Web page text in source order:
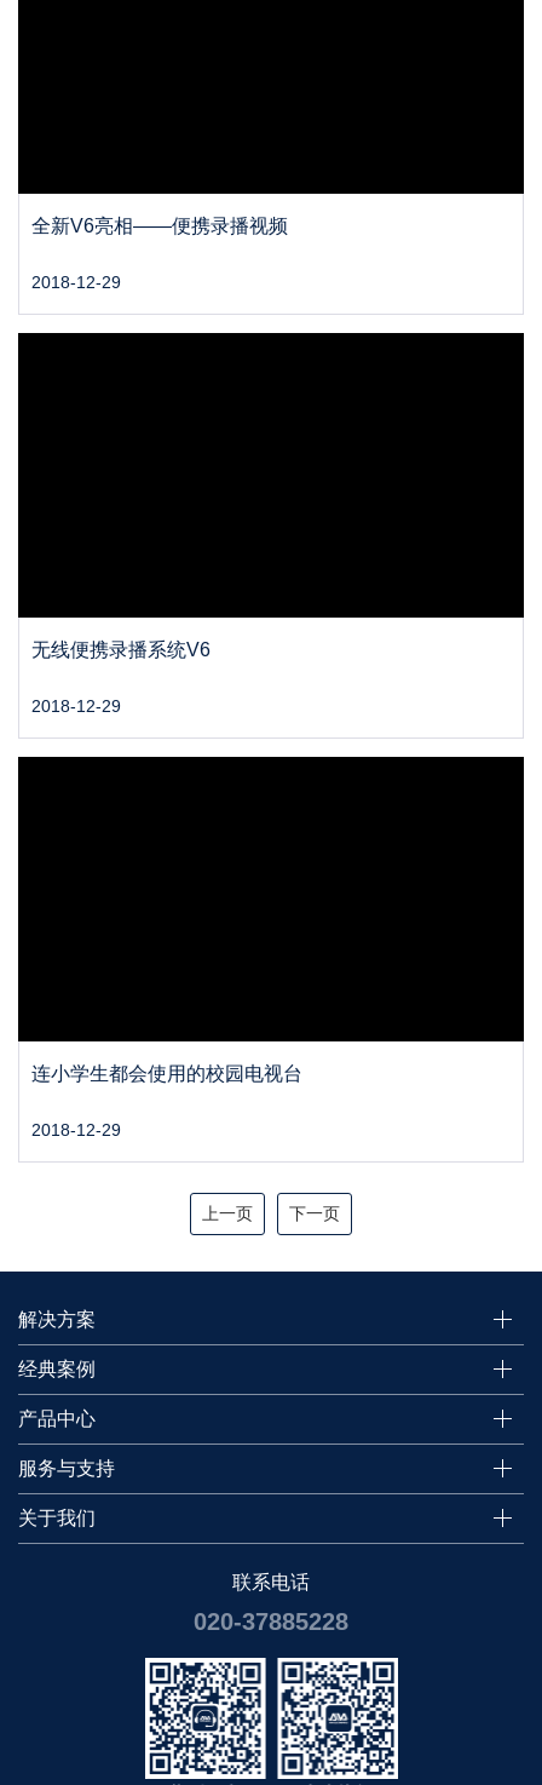
全新V6亮相——便携录播视频
2018-12-29
无线便携录播系统V6
2018-12-29
连小学生都会使用的校园电视台
2018-12-29
上一页 下一页
解决方案
经典案例
产品中心
服务与支持
关于我们
联系电话
020-37885228